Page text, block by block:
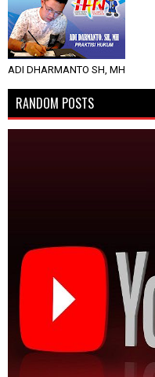
ADI DHARMANTO SH, MH
RANDOM POSTS